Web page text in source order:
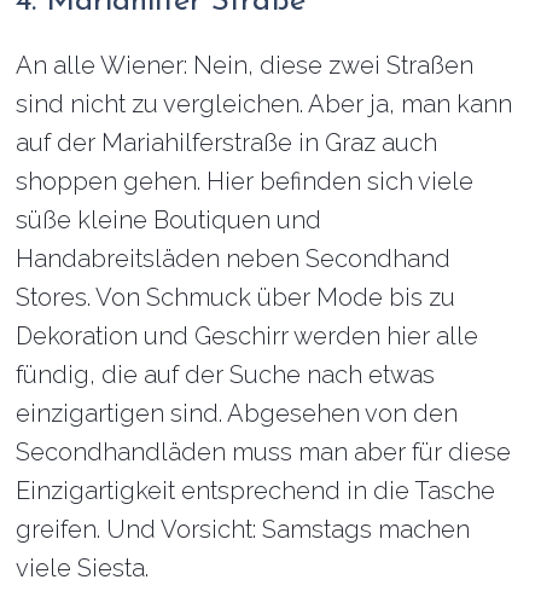
An alle Wiener: Nein, diese zwei Straßen
sind nicht zu vergleichen. Aber ja, man kann
auf der Mariahilferstraße in Graz auch
shoppen gehen. Hier befinden sich viele
süße kleine Boutiquen und
Handabreitsläden neben Secondhand
Stores. Von Schmuck über Mode bis zu
Dekoration und Geschirr werden hier alle
fündig, die auf der Suche nach etwas
einzigartigen sind. Abgesehen von den
Secondhandläden muss man aber für diese
Einzigartigkeit entsprechend in die Tasche
greifen. Und Vorsicht: Samstags machen
viele Siesta.